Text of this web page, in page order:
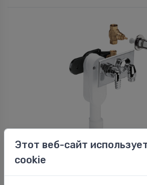
Сифоны для стиральной машины
⬤Iebūvējams veļas mašīnas sifons
Этот веб-сайт
cookie